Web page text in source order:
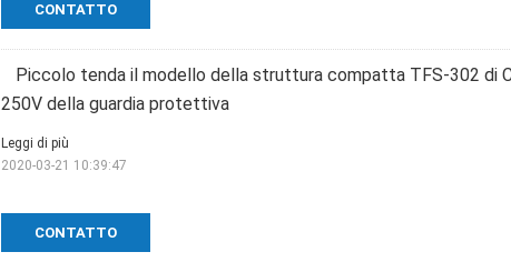
CONTATTO
Piccolo tenda il modello della struttura compatta TFS-302 di
250V della guardia protettiva
CONTATTO
Leggi di più
2020-03-21 10:39:47